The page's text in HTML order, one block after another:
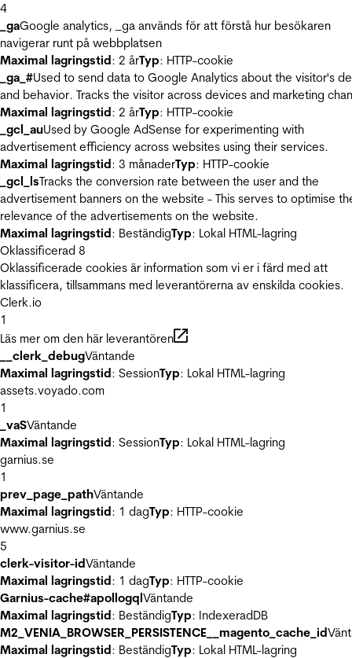
4
_gaGoogle analytics, _ga används för att förstå hur besökaren
navigerar runt på webbplatsen
Maximal lagringstid: 2 årTyp: HTTP-cookie
_ga_#Used to send data to Google Analytics about the visitor's
and behavior. Tracks the visitor across devices and marketing
Maximal lagringstid: 2 årTyp: HTTP-cookie
_gcl_auUsed by Google AdSense for experimenting with
advertisement efficiency across websites using their services.
Maximal lagringstid: 3 månaderTyp: HTTP-cookie
_gcl_lsTracks the conversion rate between the user and the
advertisement banners on the website - This serves to optimise
relevance of the advertisements on the website.
Maximal lagringstid: BeständigTyp: Lokal HTML-lagring
Oklassificerad 8
Oklassificerade cookies är information som vi er i färd med att
klassificera, tillsammans med leverantörerna av enskilda cookies.
Clerk.io
1
Läs mer om den här leverantören
__clerk_debugVäntande
Maximal lagringstid: SessionTyp: Lokal HTML-lagring
assets.voyado.com
1
_vaSVäntande
Maximal lagringstid: SessionTyp: Lokal HTML-lagring
garnius.se
1
prev_page_pathVäntande
Maximal lagringstid: 1 dagTyp: HTTP-cookie
www.garnius.se
5
clerk-visitor-idVäntande
Maximal lagringstid: 1 dagTyp: HTTP-cookie
Garnius-cache#apollogqlVäntande
Maximal lagringstid: BeständigTyp: IndexeradDB
M2_VENIA_BROWSER_PERSISTENCE__magento_cache_id
Maximal lagringstid: BeständigTyp: Lokal HTML-lagring